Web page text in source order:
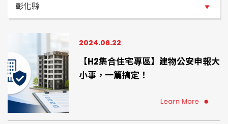
彰化縣
彰化縣 2024.06.22
【H2集合住宅專區】建物公安申報大
小事，一篇搞定！
Learn More